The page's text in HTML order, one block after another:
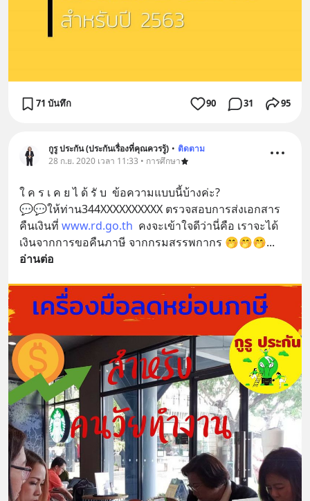
71 บันทึก 90 31 95
กูรู ประกัน (ประกันเรื่องที่คุณควรรู้) • ติดตาม
28 ก.ย. 2020 เวลา 11:33 • การศึกษา
ใ ค ร เ ค ย ไ ด้ รั บ  ข้อความแบบนี้บ้างค่ะ?
💬💬ให้ท่าน344XXXXXXXXXX ตรวจสอบการส่งเอกสาร
คืนเงินที่ www.rd.go.th
  คงจะเข้าใจดีว่านี่คือ เราจะได้
เงินจากการขอคืนภาษี จากกรมสรรพกากร 🤭🤭🤭
อ่านต่อ